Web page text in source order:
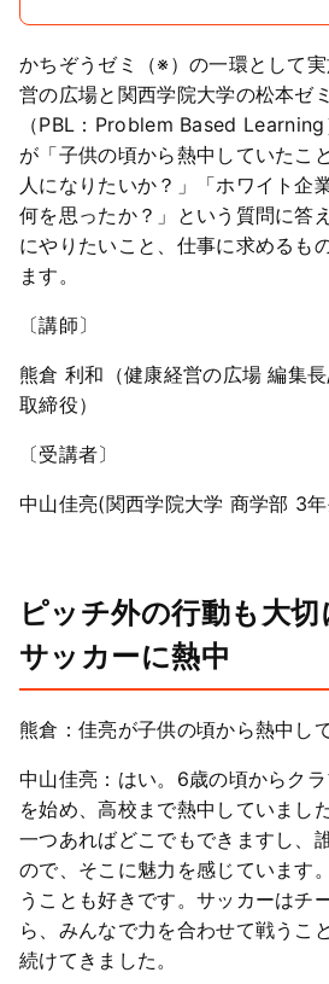
かちぞうゼミ（※）の一環として
営の広場と関西学院大学の松本ゼ
（PBL：Problem Based
が「子供の頃から熱中していたこ
人になりたいか？」「ホワイト企
何を思ったか？」という質問に答
にやりたいこと、仕事に求めるも
ます。
〔講師〕
熊倉 利和（健康経営の広場 編集
取締役）
〔受講者〕
中山佳亮(関西学院大学 商学部 3
ピッチ外の行動も大
サッカーに熱中
熊倉：佳亮が子供の頃から熱中し
中山佳亮：はい。6歳の頃からク
を始め、高校まで熱中していまし
一つあればどこでもできますし、
ので、そこに魅力を感じています
うことも好きです。サッカーはチ
ら、みんなで力を合わせて戦うこ
続けてきました。